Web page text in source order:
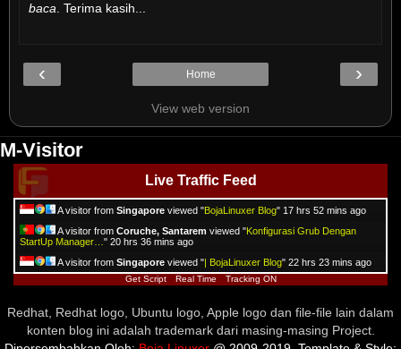
baca. Terima kasih...
‹ ›
Home
View web version
M-Visitor
Live Traffic Feed
A visitor from Singapore viewed "BojaLinuxer Blog" 17 hrs 52 mins ago
A visitor from Coruche, Santarem viewed "Konfigurasi Grub Dengan
StartUp Manager… " 20 hrs 36 mins ago
A visitor from Singapore viewed "| BojaLinuxer Blog" 22 hrs 23 mins ago
Get Script Real Time Tracking ON
Redhat, Redhat logo, Ubuntu logo, Apple logo dan file-file lain dalam
konten blog ini adalah trademark dari masing-masing Project.